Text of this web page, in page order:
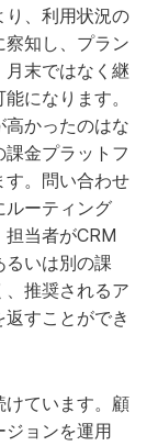
り、利用状況の
知し、プラン
末ではなく継
になります。
かったのはな
金プラットフ
す。問い合わせ
ルーティング
担当者がCRM
るいは別の課
推奨されるア
すことができ
けています。顧
ョンを運用